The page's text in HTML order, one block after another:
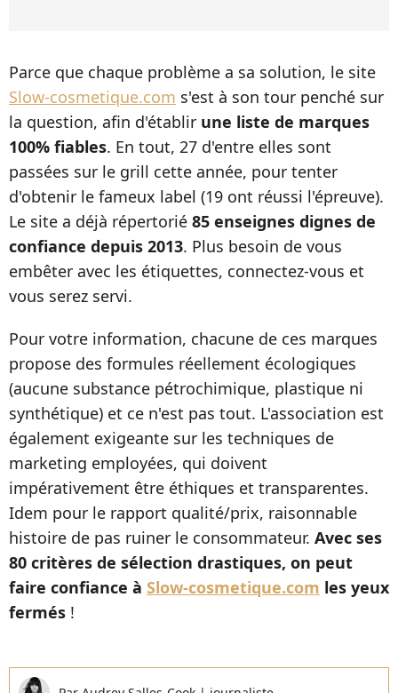
Parce que chaque problème a sa solution, le site
Slow-cosmetique.com s'est à son tour penché sur
la question, afin d'établir une liste de marques
100% fiables. En tout, 27 d'entre elles sont
passées sur le grill cette année, pour tenter
d'obtenir le fameux label (19 ont réussi l'épreuve).
Le site a déjà répertorié 85 enseignes dignes de
confiance depuis 2013. Plus besoin de vous
embêter avec les étiquettes, connectez-vous et
vous serez servi.
Pour votre information, chacune de ces marques
propose des formules réellement écologiques
(aucune substance pétrochimique, plastique ni
synthétique) et ce n'est pas tout. L'association est
également exigeante sur les techniques de
marketing employées, qui doivent
impérativement être éthiques et transparentes.
Idem pour le rapport qualité/prix, raisonnable
histoire de pas ruiner le consommateur. Avec ses
80 critères de sélection drastiques, on peut
faire confiance à Slow-cosmetique.com les yeux
fermés !